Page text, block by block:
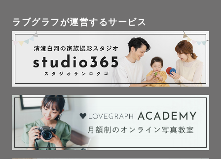
ラブグラフが運営するサービス